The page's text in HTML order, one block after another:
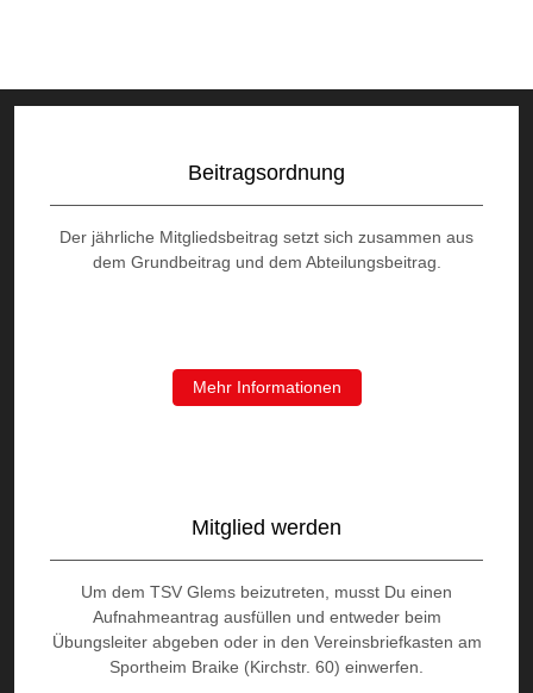
Beitragsordnung
Der jährliche Mitgliedsbeitrag setzt sich zusammen aus
dem Grundbeitrag und dem Abteilungsbeitrag.
Mehr Informationen
Mitglied werden
Um dem TSV Glems beizutreten, musst Du einen
Aufnahmeantrag ausfüllen und entweder beim
Übungsleiter abgeben oder in den Vereinsbriefkasten am
Sportheim Braike (Kirchstr. 60) einwerfen.